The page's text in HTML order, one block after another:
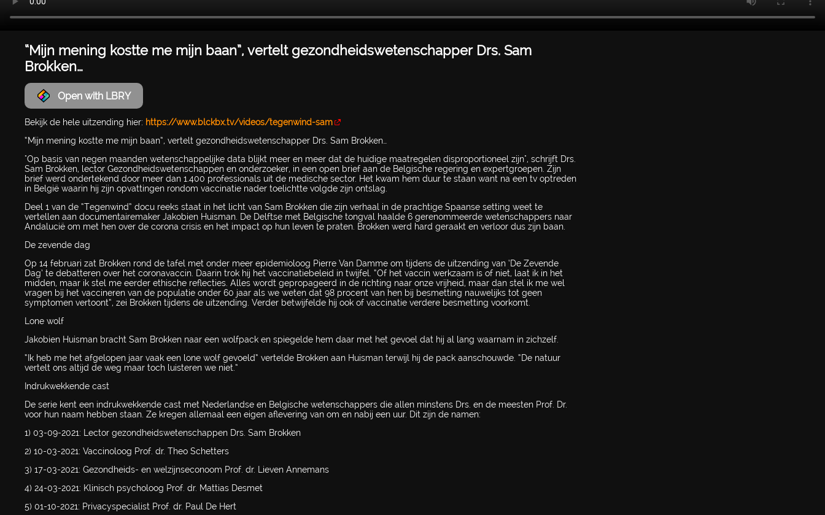
“Mijn mening kostte me mijn baan”, vertelt gezondheidswetenschapper Drs. Sam
Brokken…
Open with LBRY
Bekijk de hele uitzending hier: https://www.blckbx.tv/videos/tegenwind-sam
“Mijn mening kostte me mijn baan”, vertelt gezondheidswetenschapper Drs. Sam Brokken…
"Op basis van negen maanden wetenschappelijke data blijkt meer en meer dat de huidige maatregelen disproportioneel zijn", schrijft Drs.
Sam Brokken, lector Gezondheidswetenschappen en onderzoeker, in een open brief aan de Belgische regering en expertgroepen. Zijn
brief werd ondertekend door meer dan 1.400 professionals uit de medische sector. Het kwam hem duur te staan want na een tv optreden
in België waarin hij zijn opvattingen rondom vaccinatie nader toelichtte volgde zijn ontslag.
Deel 1 van de “Tegenwind” docu reeks staat in het licht van Sam Brokken die zijn verhaal in de prachtige Spaanse setting weet te
vertellen aan documentairemaker Jakobien Huisman. De Delftse met Belgische tongval haalde 6 gerenommeerde wetenschappers naar
Andalucië om met hen over de corona crisis en het impact op hun leven te praten. Brokken werd hard geraakt en verloor dus zijn baan.
De zevende dag
Op 14 februari zat Brokken rond de tafel met onder meer epidemioloog Pierre Van Damme om tijdens de uitzending van ‘De Zevende
Dag’ te debatteren over het coronavaccin. Daarin trok hij het vaccinatiebeleid in twijfel. “Of het vaccin werkzaam is of niet, laat ik in het
midden, maar ik stel me eerder ethische reflecties. Alles wordt gepropageerd in de richting naar onze vrijheid, maar dan stel ik me wel
vragen bij het vaccineren van de populatie onder 60 jaar als we weten dat 98 procent van hen bij besmetting nauwelijks tot geen
symptomen vertoont”, zei Brokken tijdens de uitzending. Verder betwijfelde hij ook of vaccinatie verdere besmetting voorkomt.
Lone wolf
Jakobien Huisman bracht Sam Brokken naar een wolfpack en spiegelde hem daar met het gevoel dat hij al lang waarnam in zichzelf.
“Ik heb me het afgelopen jaar vaak een lone wolf gevoeld” vertelde Brokken aan Huisman terwijl hij de pack aanschouwde. “De natuur
vertelt ons altijd de weg maar toch luisteren we niet.”
Indrukwekkende cast
De serie kent een indrukwekkende cast met Nederlandse en Belgische wetenschappers die allen minstens Drs. en de meesten Prof. Dr.
voor hun naam hebben staan. Ze kregen allemaal een eigen aflevering van om en nabij een uur. Dit zijn de namen:
1) 03-09-2021: Lector gezondheidswetenschappen Drs. Sam Brokken
2) 10-03-2021: Vaccinoloog Prof. dr. Theo Schetters
3) 17-03-2021: Gezondheids- en welzijnseconoom Prof. dr. Lieven Annemans
4) 24-03-2021: Klinisch psycholoog Prof. dr. Mattias Desmet
5) 01-10-2021: Privacyspecialist Prof. dr. Paul De Hert